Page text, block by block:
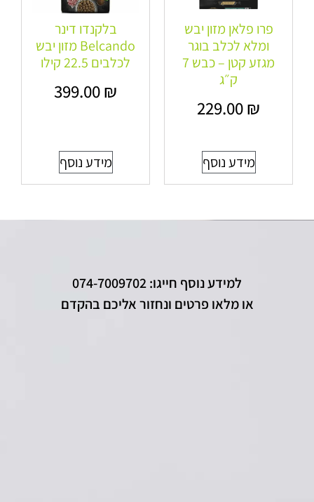
פרו פלאן מזון יבש
ומלא לכלב בוגר
מגזע קטן – כבש 7
ק״ג
229.00₪
מידע נוסף
בלקנדו דינר
Belcando מזון יבש
לכלבים 22.5 קילו
399.00₪
מידע נוסף
למידע נוסף חייגו: 074-7009702
או מלאו פרטים ונחזור אליכם בהקדם